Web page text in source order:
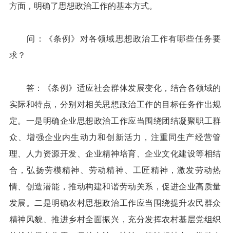
方面，明确了思想政治工作的基本方式。
问：《条例》对各领域思想政治工作有哪些任务要
求？
答：《条例》适应社会群体发展变化，结合各领域的
实际和特点，分别对相关思想政治工作的目标任务作出规
定。一是明确企业思想政治工作应当围绕团结凝聚职工群
众、增强企业内生动力和创新活力，注重同生产经营管
理、人力资源开发、企业精神培育、企业文化建设等相结
合，弘扬劳模精神、劳动精神、工匠精神，激发劳动热
情、创造潜能，推动构建和谐劳动关系，促进企业高质量
发展。二是明确农村思想政治工作应当围绕提升农民群众
精神风貌、推进乡村全面振兴，充分发挥农村基层党组织